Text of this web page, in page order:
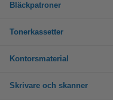
Bläckpatroner
Tonerkassetter
Kontorsmaterial
Skrivare och skanner